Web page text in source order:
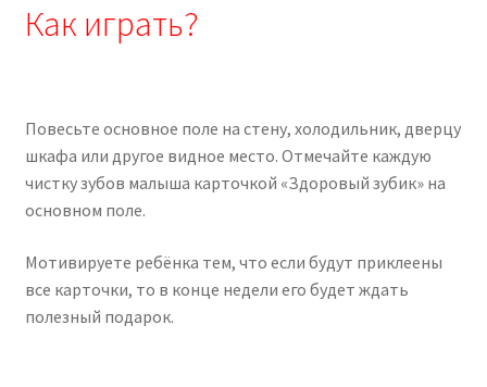
Как играть?
Повесьте основное поле на стену, холодильник, дверцу
шкафа или другое видное место. Отмечайте каждую
чистку зубов малыша карточкой «Здоровый зубик» на
основном поле.
Мотивируете ребёнка тем, что если будут приклеены
все карточки, то в конце недели его будет ждать
полезный подарок.